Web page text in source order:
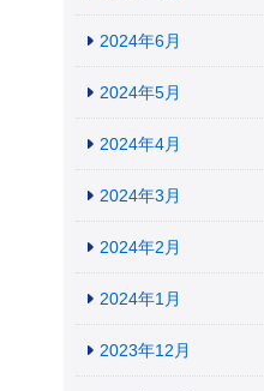
2024年6月
2024年5月
2024年4月
2024年3月
2024年2月
2024年1月
2023年12月